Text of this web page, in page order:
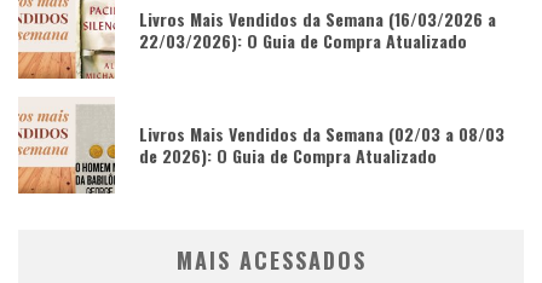
Livros Mais Vendidos da Semana (16/03/2026 a
22/03/2026): O Guia de Compra Atualizado
Livros Mais Vendidos da Semana (02/03 a 08/03
de 2026): O Guia de Compra Atualizado
MAIS ACESSADOS